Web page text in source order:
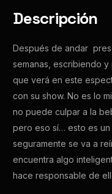
Descripción
Después de andar
semanas, escribiendo
que verá en este
con su show. No es lo
no puede culpar a la
pero eso sí… esto es
seguramente se va a
encuentra algo
hace responsable de